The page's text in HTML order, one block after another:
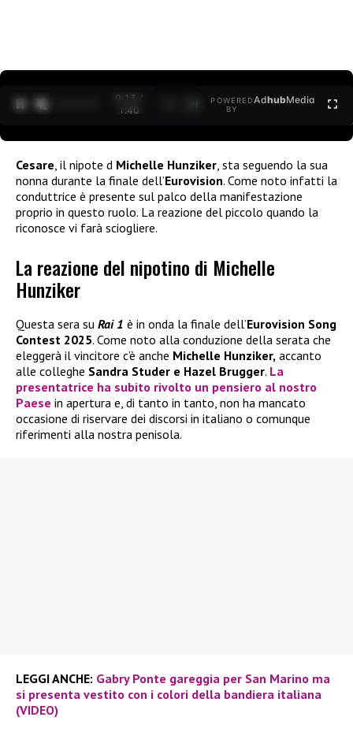
0:14 /
1:40
POWERED
BY
AdhubMedia
Cesare , il nipote d Michelle Hunziker , sta seguendo la sua
nonna durante la finale dell’Eurovision. Come noto infatti la
conduttrice è presente sul palco della manifestazione
proprio in questo ruolo. La reazione del piccolo quando la
riconosce vi farà sciogliere.
La reazione del nipotino di Michelle
Hunziker
Questa sera su Rai 1 è in onda la finale dell’Eurovision Song
Contest 2025. Come noto alla conduzione della serata che
eleggerà il vincitore c’è anche Michelle Hunziker, accanto
alle colleghe Sandra Studer e Hazel Brugger. La
presentatrice ha subito rivolto un pensiero al nostro
Paese in apertura e, di tanto in tanto, non ha mancato
occasione di riservare dei discorsi in italiano o comunque
riferimenti alla nostra penisola.
LEGGI ANCHE: Gabry Ponte gareggia per San Marino ma
si presenta vestito con i colori della bandiera italiana
(VIDEO)